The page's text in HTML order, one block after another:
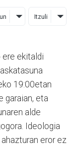
Itzuli
ere ekitaldi
19:00etan
garaian, eta
alde
Ideologia
eror ez